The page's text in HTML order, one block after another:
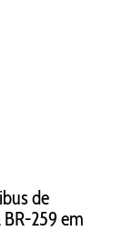
de
259 em